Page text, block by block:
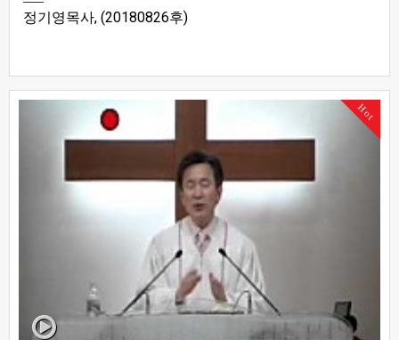
정기영목사, (20180826후)
Hot